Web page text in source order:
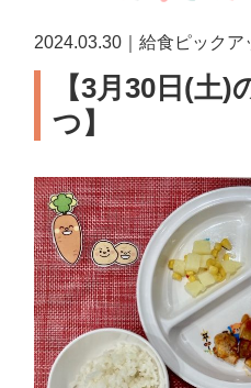
2024.03.30｜給食ピックア
【3月30日(土
つ】